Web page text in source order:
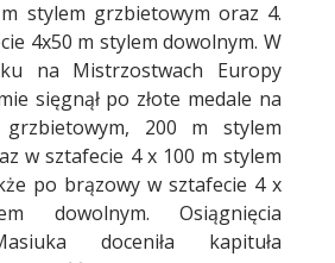
stylem grzbietowym oraz 4.
4x50 m stylem dowolnym. W
na Mistrzostwach Europy
sięgnął po złote medale na
200 m stylem
w sztafecie 4 x 100 m stylem
po brązowy w sztafecie 4 x
dowolnym. Osiągnięcia
doceniła kapituła